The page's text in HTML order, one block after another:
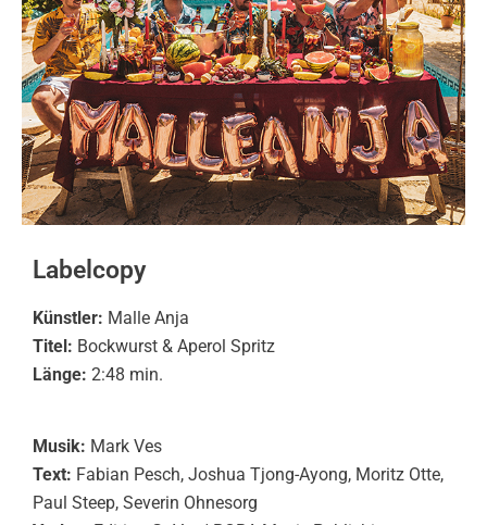
Labelcopy
Künstler: Malle Anja
Titel: Bockwurst & Aperol Spritz
Länge: 2:48 min.
Musik: Mark Ves
Text: Fabian Pesch, Joshua Tjong-Ayong, Moritz Otte,
Paul Steep, Severin Ohnesorg